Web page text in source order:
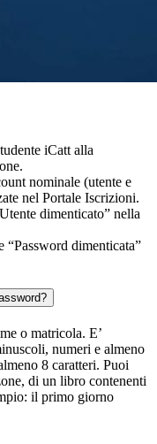
iCatt alla
nominale (utente e
nel Portale Iscrizioni.
dimenticato” nella
“Password dimenticata”
o matricola. E’
numeri e almeno
8 caratteri. Puoi
di un libro contenenti
il primo giorno